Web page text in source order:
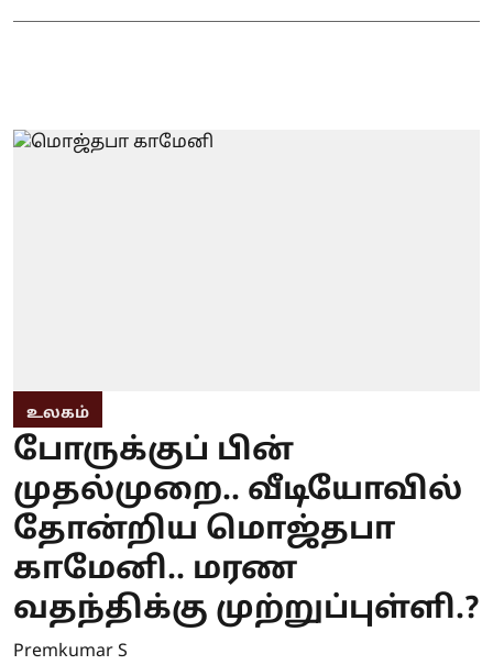
உலகம்
போருக்குப் பின்
முதல்முறை.. வீடியோவில்
தோன்றிய மொஜ்தபா
காமேனி.. மரண
வதந்திக்கு முற்றுப்புள்ளி.?
Premkumar S